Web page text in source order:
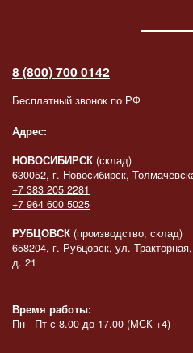
8 (800) 700 0142
Бесплатный звонок по РФ
Адрес:
НОВОСИБИРСК (склад)
630052, г. Новосибирск,
+7 383 205 2281
+7 964 600 5025
РУБЦОВСК (производство, склад)
658204, г. Рубцовск, ул. Тракторная,
д. 21
Время работы:
Пн - Пт с 8.00 до 17.00 (МСК +4)